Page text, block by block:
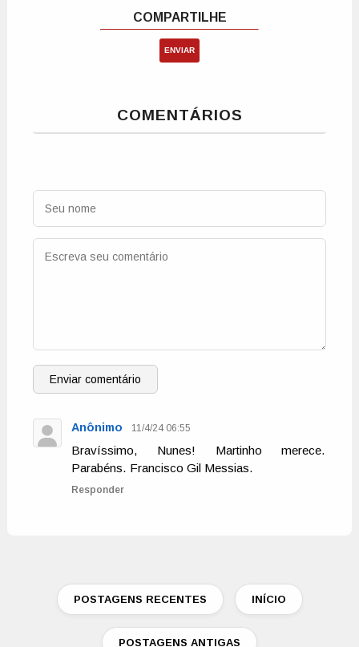
ENVIAR
COMENTÁRIOS
Enviar comentário
Anônimo 11/4/24 06:55
Bravíssimo, Nunes! Martinho merece.
Parabéns. Francisco Gil Messias.
Responder
POSTAGENS RECENTES INÍCIO
POSTAGENS ANTIGAS